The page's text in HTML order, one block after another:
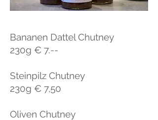
Bananen Dattel Chutney
230g € 7.--
Steinpilz Chutney
230g € 7,50
Oliven Chutney